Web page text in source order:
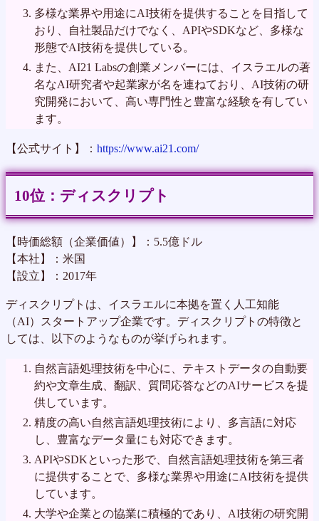
多様な業界や用途にAI技術を提供することを目指して
おり、自社製品だけでなく、APIやSDKなど、多様な
形態でAI技術を提供している。
また、AI21 Labsの創業メンバーには、イスラエルの著
名なAI研究者や起業家が名を連ねており、AI技術の研
究開発において、高い専門性と豊富な経験を有してい
ます。
【公式サイト】： https://www.ai21.com/
ディスクリプト
【時価総額（企業価値）】：5.5億ドル
【本社】：米国
【設立】：2017年
ディスクリプトは、イスラエルに本拠を置く人工知能
（AI）スタートアップ企業です。ディスクリプトの特徴と
しては、以下のようなものが挙げられます。
自然言語処理技術を中心に、テキストデータの自動要
約や文章生成、翻訳、質問応答などのAIサービスを提
供しています。
精度の高い自然言語処理技術により、多言語に対応
し、豊富なデータ量にも対応できます。
APIやSDKといった形で、自然言語処理技術を第三者
に提供することで、多様な業界や用途にAI技術を提供
しています。
大学や企業との協業に積極的であり、AI技術の研究開